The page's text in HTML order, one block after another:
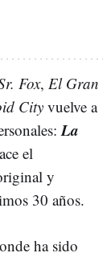
Fox, El Gran
City vuelve a
La
el
y
30 años.
ha sido